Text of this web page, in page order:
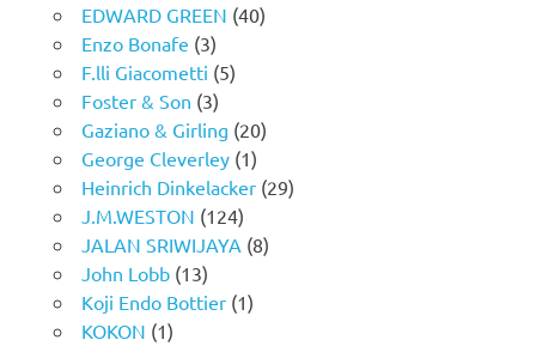
EDWARD GREEN (40)
Enzo Bonafe (3)
F.lli Giacometti (5)
Foster & Son (3)
Gaziano & Girling (20)
George Cleverley(1)
Heinrich Dinkelacker(29)
J.M.WESTON (124)
JALAN SRIWIJAYA (8)
John Lobb(13)
Koji Endo Bottier(1)
KOKON (1)